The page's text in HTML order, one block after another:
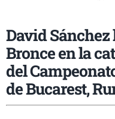
David
Bronce en la
del
de Bucarest,